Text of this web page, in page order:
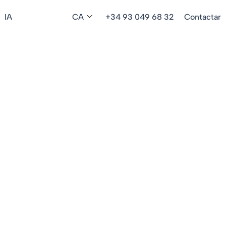
IA CA +34 93 049 68 32 Contactar